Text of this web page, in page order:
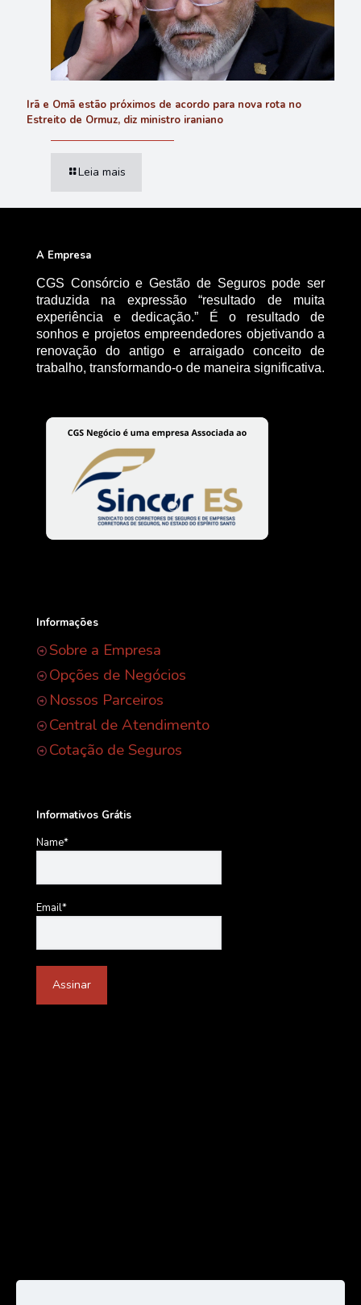
Irã e Omã estão próximos de acordo para nova rota no
Estreito de Ormuz, diz ministro iraniano
Leia mais
A Empresa
CGS Consórcio e Gestão de Seguros pode ser
traduzida na expressão “resultado de muita
experiência e dedicação.” É o resultado de
sonhos e projetos empreendedores objetivando a
renovação do antigo e arraigado conceito de
trabalho, transformando-o de maneira significativa.
Informações
Sobre a Empresa
Opções de Negócios
Nossos Parceiros
Central de Atendimento
Cotação de Seguros
Informativos Grátis
Name*
Email*